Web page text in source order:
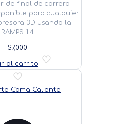
de final de carrera
para cualquier
3D usando la
RAMPS 1.4
$7,000
al carrito